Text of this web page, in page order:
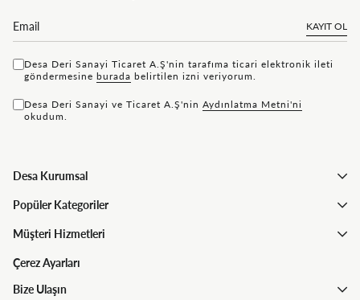
KAYIT OL
Desa Deri Sanayi Ticaret A.Ş'nin tarafıma ticari elektronik ileti
göndermesine bu rada belirtilen izni veriyorum.
Desa Deri Sanayi ve Ticaret A.Ş'nin Aydınlatma Metni'ni
okudum.
Desa Kurumsal
Popüler Kategoriler
Müşteri Hizmetleri
Çerez Ayarları
Bize Ulaşın